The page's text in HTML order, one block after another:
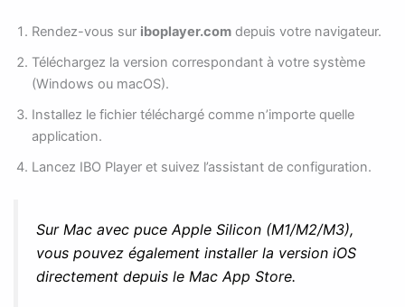
Rendez-vous sur iboplayer.comdepuis votre navigateur.
Téléchargez la version correspondant à votre système
(Windows ou macOS).
Installez le fichier téléchargé comme n’importe quelle
application.
Lancez IBO Player et suivez l’assistant de configuration.
Sur Mac avec puce Apple Silicon (M1/M2/M3),
vous pouvez également installer la version iOS
directement depuis le Mac App Store.